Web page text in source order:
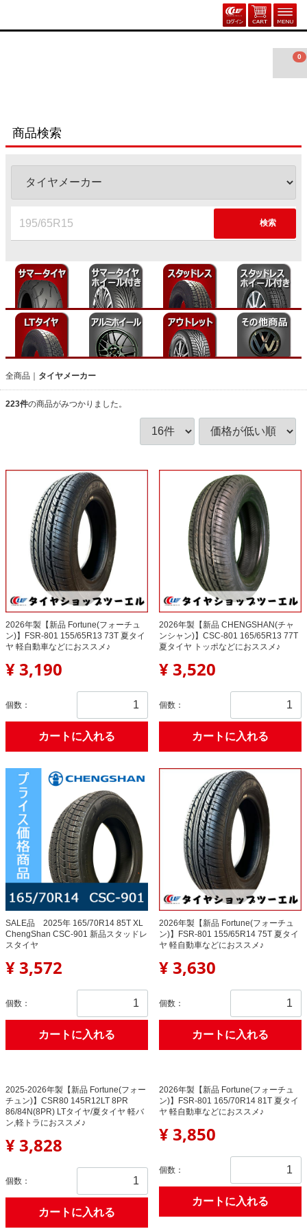
0
商品検索
全商品 タイヤメーカー
223件の商品がみつかりました。
2026年製【新品 Fortune(フォーチュ
ン)】FSR-801 155/65R13 73T 夏タイ
ヤ 軽自動車などにおススメ♪
¥ 3,190
個数：
カートに入れる
2026年製【新品 CHENGSHAN(チャ
ンシャン)】CSC-801 165/65R13 77T
夏タイヤ トッポなどにおススメ♪
¥ 3,520
個数：
カートに入れる
SALE品 2025年 165/70R14 85T XL
ChengShan CSC-901 新品スタッドレ
スタイヤ
¥ 3,572
個数：
カートに入れる
2026年製【新品 Fortune(フォーチュ
ン)】FSR-801 155/65R14 75T 夏タイ
ヤ 軽自動車などにおススメ♪
¥ 3,630
個数：
カートに入れる
2025-2026年製【新品 Fortune(フォー
チュン)】CSR80 145R12LT 8PR
86/84N(8PR) LTタイヤ/夏タイヤ 軽バ
ン,軽トラにおススメ♪
¥ 3,828
個数：
カートに入れる
2026年製【新品 Fortune(フォーチュ
ン)】FSR-801 165/70R14 81T 夏タイ
ヤ 軽自動車などにおススメ♪
¥ 3,850
個数：
カートに入れる